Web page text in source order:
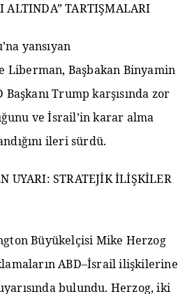
ALTINDA” TARTIŞMALARI
yansıyan
Başbakan Binyamin
Başkanı Trump karşısında zor
ve İsrail’in karar alma
ileri sürdü.
UYARI: STRATEJİK İLİŞKİLER
Büyükelçisi Mike Herzog
ABD–İsrail ilişkilerine
bulundu. Herzog, iki